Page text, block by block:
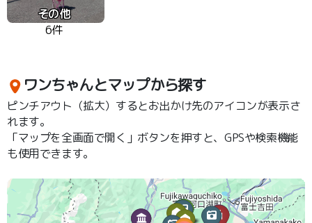
その他
6件
ワンちゃんとマップから探す
ピンチアウト（拡大）するとお出かけ先のアイコンが表示さ
れます。
「マップを全画面で開く」ボタンを押すと、GPSや検索機能
も使用できます。